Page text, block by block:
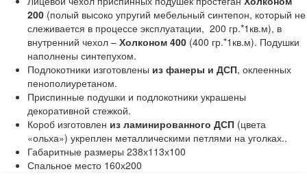
200 (полый высоко упругий мебельный синтепон, который не
слеживается в процессе эксплуатации, 200 гр.*1кв.м), в
внутренний чехол – Холконом 400 (400 гр.*1кв.м). Подушки
наполнены синтепухом.
Подлокотники изготовлены из фанеры и ДСП, оклеенных
пенополиуретаном.
Приспинные подушки и подлокотники украшены
декоративной стежкой.
Короб изготовлен из ламинированного ДСП (цвета
«ольха») укреплен металлическими петлями на уголках..
Габаритные размеры 238х113х100
Спальное место 160х200